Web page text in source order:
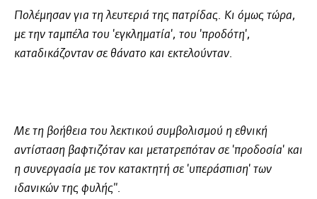
Πολέμησαν για τη λευτεριά της πατρίδας. Κι όμως τώρα,
με την ταμπέλα του 'εγκληματία', του 'προδότη',
καταδικάζονταν σε θάνατο και εκτελούνταν.
Με τη βοήθεια του λεκτικού συμβολισμού η εθνική
αντίσταση βαφτιζόταν και μετατρεπόταν σε 'προδοσία' και
η συνεργασία με τον κατακτητή σε 'υπεράσπιση' των
ιδανικών της φυλής".